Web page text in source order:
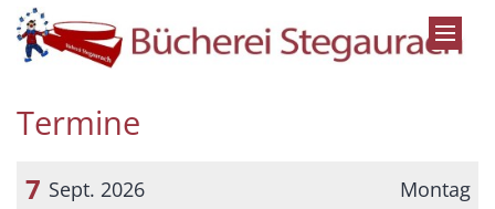
Zum Inhalt springen
Termine
Montag
7 Sept. 2026